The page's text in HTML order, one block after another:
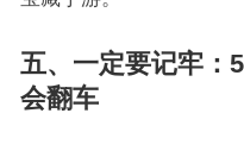
五、一定要记牢：
会翻车